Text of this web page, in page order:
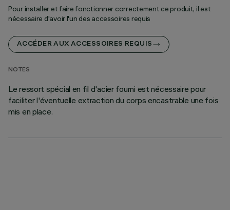
Pour installer et faire fonctionner correctement ce produit, il est
nécessaire d'avoir l'un des accessoires requis
ACCÉDER AUX ACCESSOIRES REQUIS
NOTES
Le ressort spécial en fil d'acier fourni est nécessaire pour
faciliter l'éventuelle extraction du corps encastrable une fois
mis en place.